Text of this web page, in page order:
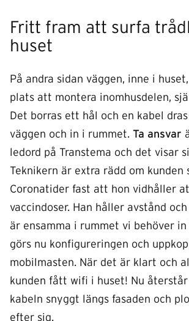
Fritt fram att surfa
huset
På andra sidan väggen, inne i
plats att montera inomhusdelen,
Det borras ett hål och en kabel
väggen och in i rummet. Ta ansvar
ledord på Transtema och det visar
Teknikern är extra rädd om kunden
Coronatider fast att hon vidhåller
vaccindoser. Han håller avstånd
är ensamma i rummet vi behöver
görs nu konfigureringen och
mobilmasten. När det är klart och
kunden fått wifi i huset! Nu
kabeln snyggt längs fasaden och
efter sig.